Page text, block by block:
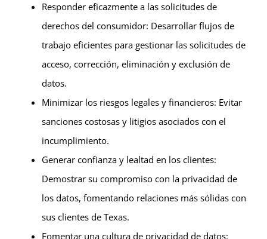
Responder eficazmente a las solicitudes de
derechos del consumidor: Desarrollar flujos de
trabajo eficientes para gestionar las solicitudes de
acceso, corrección, eliminación y exclusión de
datos.
Minimizar los riesgos legales y financieros: Evitar
sanciones costosas y litigios asociados con el
incumplimiento.
Generar confianza y lealtad en los clientes:
Demostrar su compromiso con la privacidad de
los datos, fomentando relaciones más sólidas con
sus clientes de Texas.
Fomentar una cultura de privacidad de datos: